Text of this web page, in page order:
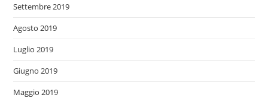
Settembre 2019
Agosto 2019
Luglio 2019
Giugno 2019
Maggio 2019